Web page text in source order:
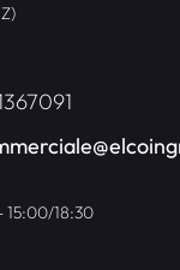
15:00/18:30